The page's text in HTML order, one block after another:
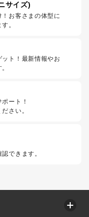
サイズ)
お客さまの体型に
。
ト！最新情報やお
ート！
さい。
できます。